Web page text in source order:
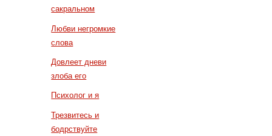
сакральном
Любви негромкие
слова
Довлеет дневи
злоба его
Психолог и я
Трезвитесь и
бодрствуйте